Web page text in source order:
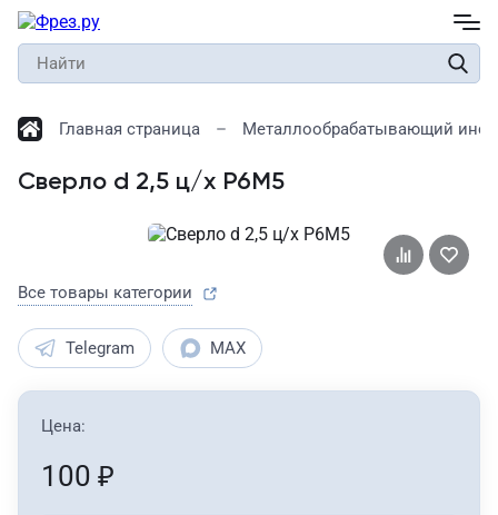
Главная страница Металлообрабатывающий
Сверло d 2,5 ц/х Р6М5
Все товары категории
Telegram MAX
Цена:
100 ₽